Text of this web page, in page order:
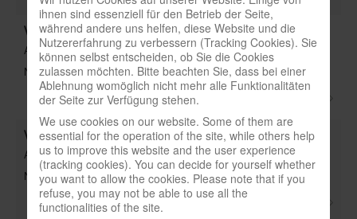
Volker Schäfer(Porträt) - 7_18 S.20
Art: Personen
Note:
Voll Schaf(HUCH! & friends) - 4_14 S.20
Art: Titel
Note: 7
ihnen sind essenziell für den Betrieb der Seite,
während andere uns helfen, diese Website und die
Nutzererfahrung zu verbessern (Tracking Cookies). Sie
können selbst entscheiden, ob Sie die Cookies
zulassen möchten. Bitte beachten Sie, dass bei einer
Ablehnung womöglich nicht mehr alle Funktionalitäten
der Seite zur Verfügung stehen.
We use cookies on our website. Some of them are
essential for the operation of the site, while others help
us to improve this website and the user experience
(tracking cookies). You can decide for yourself whether
you want to allow the cookies. Please note that if you
refuse, you may not be able to use all the
functionalities of the site.